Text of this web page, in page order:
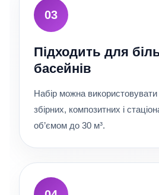
03
Підходить для
басейнів
Набір можна використовувати
збірних, композитних і
об’ємом до 30 м³.